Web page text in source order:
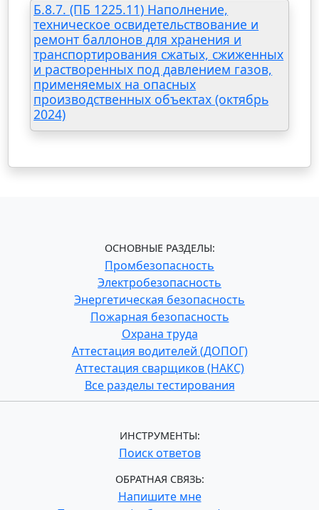
Б.8.7. (ПБ 1225.11) Наполнение,
техническое освидетельствование и
ремонт баллонов для хранения и
транспортирования сжатых, сжиженных
и растворенных под давлением газов,
применяемых на опасных
производственных объектах (октябрь
2024)
ОСНОВНЫЕ РАЗДЕЛЫ:
Промбезопасность
Электробезопасность
Энергетическая безопасность
Пожарная безопасность
Охрана труда
Аттестация водителей (ДОПОГ)
Аттестация сварщиков (НАКС)
Все разделы тестирования
ИНСТРУМЕНТЫ:
Поиск ответов
ОБРАТНАЯ СВЯЗЬ:
Напишите мне